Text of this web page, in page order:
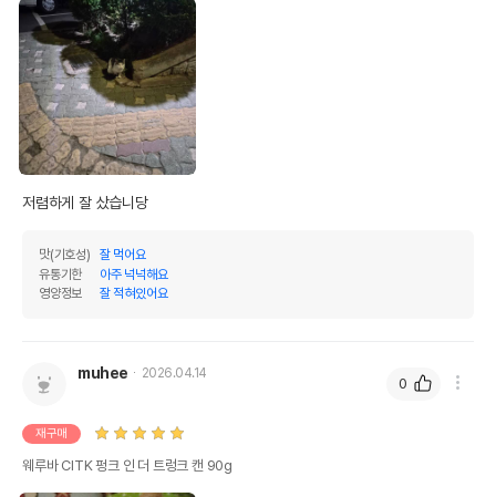
저렴하게 잘 샀습니당
맛(기호성)
잘 먹어요
유통기한
아주 넉넉해요
영양정보
잘 적혀있어요
muhee 2026.04.14
재구매
웨루바 CITK 펑크 인 더 트렁크 캔 90g
0